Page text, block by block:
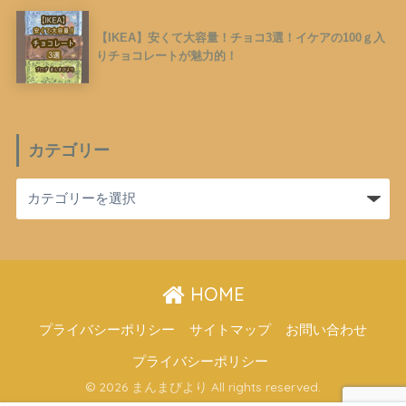
【IKEA】安くて大容量！チョコ3選！イケアの100ｇ入
りチョコレートが魅力的！
カテゴリー
HOME
プライバシーポリシー サイトマップ お問い合わせ
プライバシーポリシー
© 2026 まんまびより All rights reserved.